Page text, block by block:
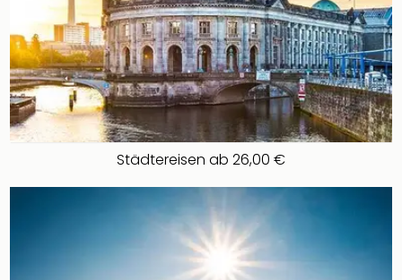
Städtereisen ab 26,00 €